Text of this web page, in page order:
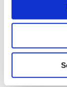
POLÍTICA DE